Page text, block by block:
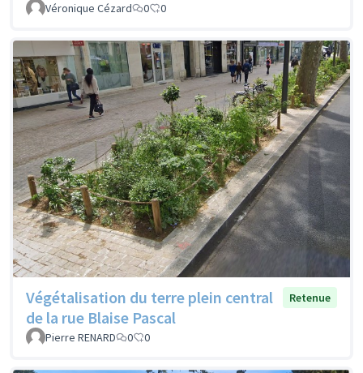
Véronique Cézard 0 0
Végétalisation du terre plein central
de la rue Blaise Pascal
Retenue
Pierre RENARD 0 0